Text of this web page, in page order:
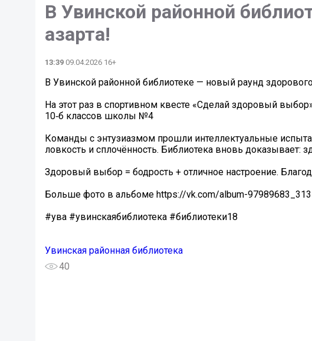
В Увинской районной
азарта!
13:39 09.04.2026 16+
В Увинской районной библиотеке — новый раунд здорового
На этот раз в спортивном квесте «Сделай здоровый
10‑б классов школы №4
Команды с энтузиазмом прошли интеллектуальные
ловкость и сплочённость. Библиотека вновь доказывает:
Здоровый выбор = бодрость + отличное настроение.
Больше фото в альбоме https://vk.com/album-
#ува #увинскаябиблиотека #библиотеки18
Увинская районная библиотека
40